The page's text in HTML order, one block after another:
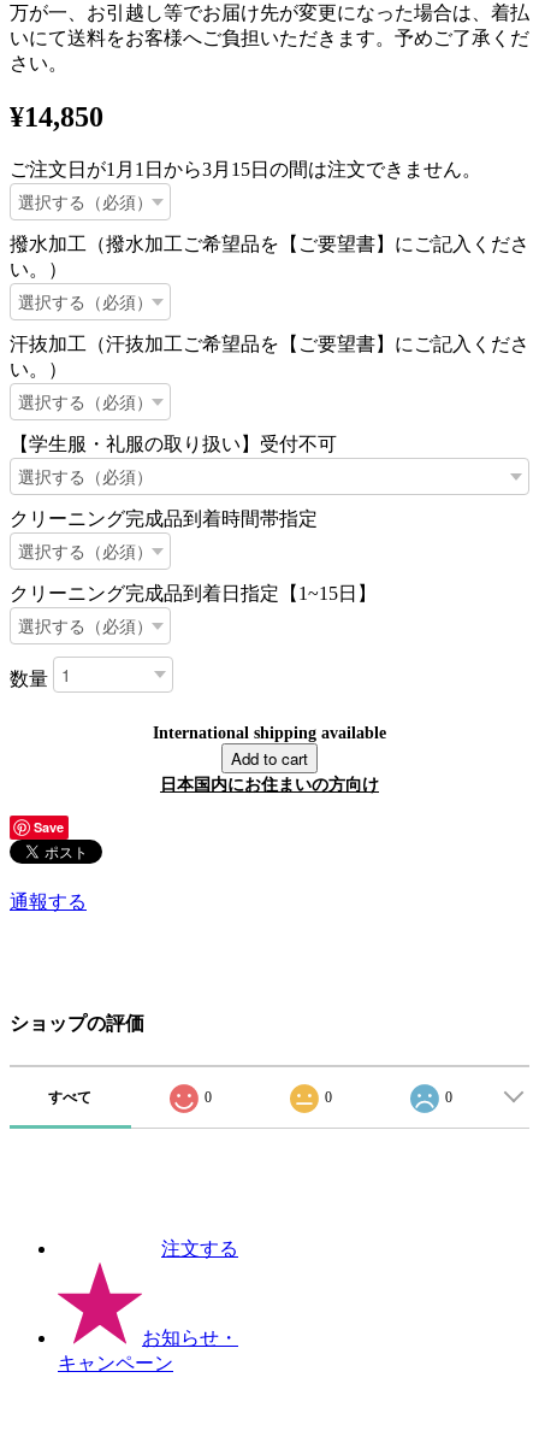
万が一、お引越し等でお届け先が変更になった場合は、着払
いにて送料をお客様へご負担いただきます。予めご了承くだ
さい。
¥14,850
ご注文日が1月1日から3月15日の間は注文できません。
撥水加工（撥水加工ご希望品を【ご要望書】にご記入くださ
い。）
汗抜加工（汗抜加工ご希望品を【ご要望書】にご記入くださ
い。）
【学生服・礼服の取り扱い】受付不可
クリーニング完成品到着時間帯指定
クリーニング完成品到着日指定【1~15日】
数量
International shipping available
Add to cart
日本国内にお住まいの方向け
Save
通報する
ショップの評価
すべて 0 0 0
注文する
お知らせ ・
キャンペーン